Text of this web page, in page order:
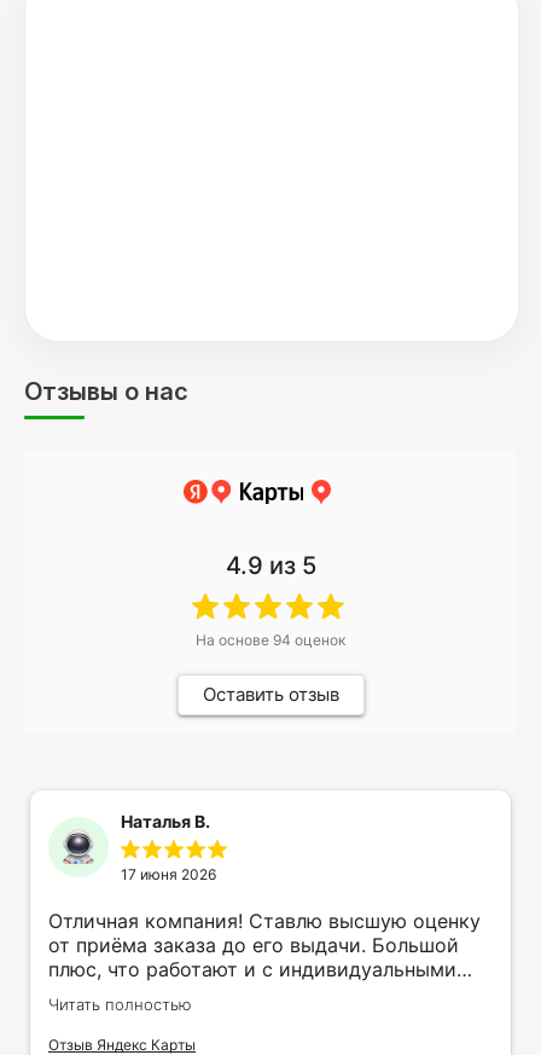
Отзывы о нас
4.9 из 5
На основе 94 оценок
Оставить отзыв
Наталья В.
17 июня 2026
Отличная компания! Ставлю высшую оценку
от приёма заказа до его выдачи. Большой
плюс, что работают и с индивидуальными
заказами. Нелбходимо было нанести принт
на кружку в подарок. Заказ был исполнен
оперативно и ооочень красиво, даже не
Читать полностью
Отзыв Яндекс Карты